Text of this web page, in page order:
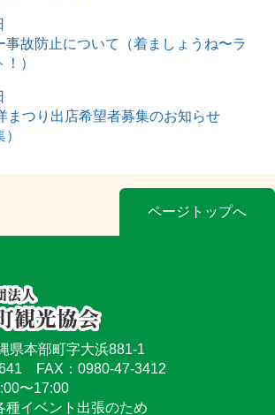
事故防止について（着ましょうね〜ラ
）
まつり出店希望者募集のお知らせ
ページトップへ
本部町字大浜881-1
FAX：0980-47-3412
〜17:00
種イベント出張のため